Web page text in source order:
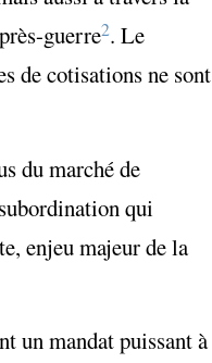
guerre2. Le
de cotisations ne sont
du marché de
qui
enjeu majeur de la
un mandat puissant à